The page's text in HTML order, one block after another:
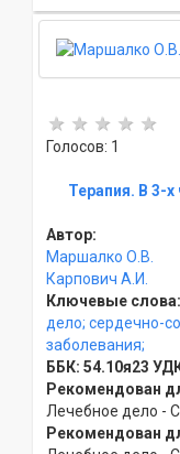
Голосов: 1
Терапия. В 3-
Автор:
Маршалко О.В.
Карпович А.И.
Ключевые слова:
дело; сердечно-
заболевания;
ББК: 54.10я23
Рекомендован
Лечебное дело -
Рекомендован